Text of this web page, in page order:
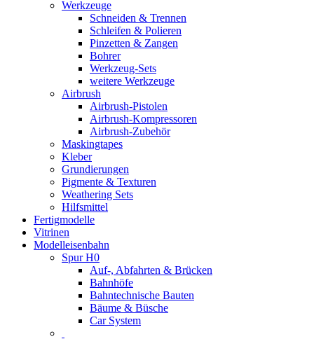
Werkzeuge
Schneiden & Trennen
Schleifen & Polieren
Pinzetten & Zangen
Bohrer
Werkzeug-Sets
weitere Werkzeuge
Airbrush
Airbrush-Pistolen
Airbrush-Kompressoren
Airbrush-Zubehör
Maskingtapes
Kleber
Grundierungen
Pigmente & Texturen
Weathering Sets
Hilfsmittel
Fertigmodelle
Vitrinen
Modelleisenbahn
Spur H0
Auf-, Abfahrten & Brücken
Bahnhöfe
Bahntechnische Bauten
Bäume & Büsche
Car System